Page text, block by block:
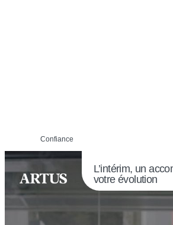
Confiance
L’intérim, un
votre évolution